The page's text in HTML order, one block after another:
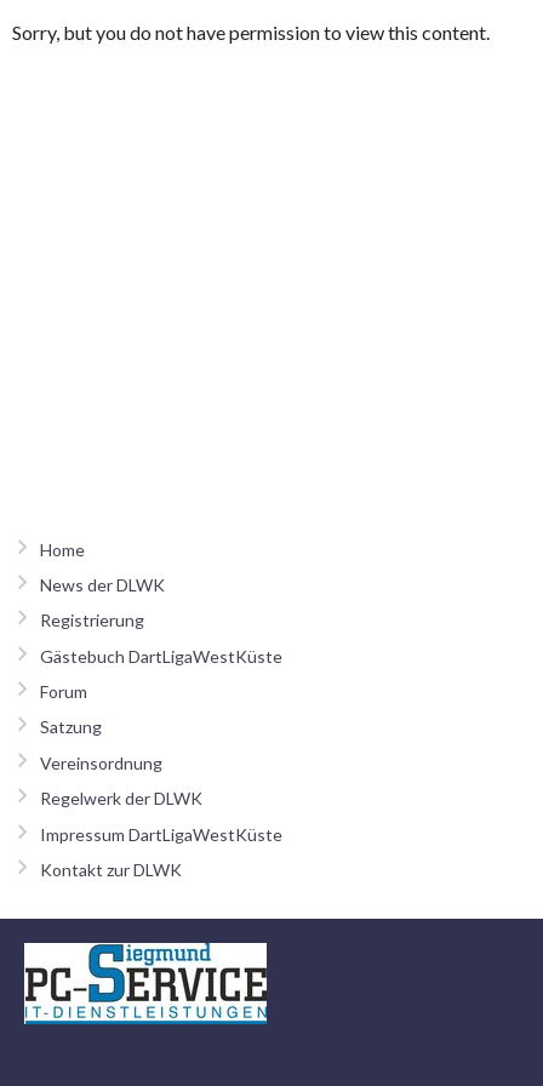
Sorry, but you do not have permission to view this content.
Home
News der DLWK
Registrierung
Gästebuch DartLigaWestKüste
Forum
Satzung
Vereinsordnung
Regelwerk der DLWK
Impressum DartLigaWestKüste
Kontakt zur DLWK